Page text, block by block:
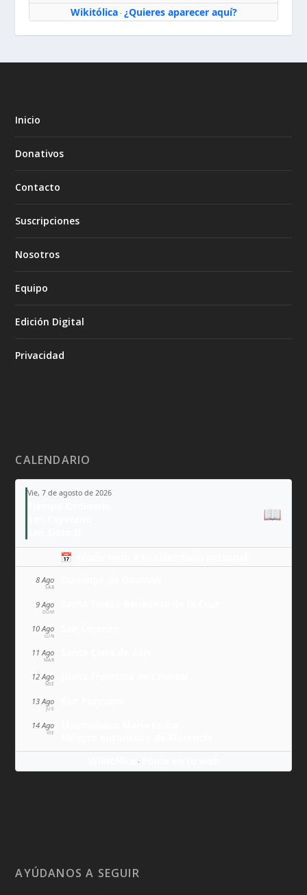
Wikitólica· ¿Quieres aparecer aquí?
Inicio
Donativos
Contacto
Suscripciones
Nosotros
Equipo
Edición Digital
Privacidad
CALENDARIO
Vie, 7 de agosto de 2026
📖
📅 Añade todo a tu calendario personal
8 Ago
SÁB
9 Ago
DOM
10 Ago
LUN
11 Ago
MAR
12 Ago
MIÉ
13 Ago
JUE
14 Ago
VIE
·
AYÚDANOS A SEGUIR